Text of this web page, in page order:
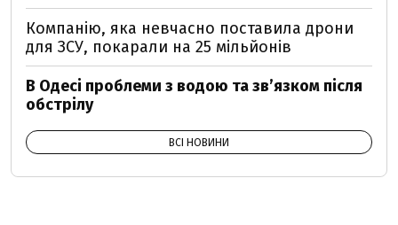
Компанію, яка невчасно поставила дрони
для ЗСУ, покарали на 25 мільйонів
В Одесі проблеми з водою та звʼязком після
обстрілу
ВСІ НОВИНИ